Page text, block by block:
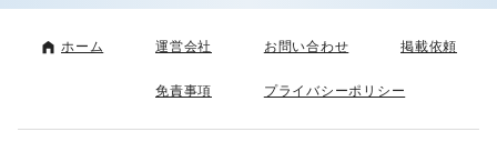
ホーム 運営会社 お問い合わせ 掲載依頼
免責事項 プライバシーポリシー